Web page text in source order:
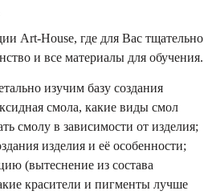
Art-House, где для Вас тщательно
и все материалы для обучения.
изучим базу создания
смола, какие виды смол
смолу в зависимости от изделия;
изделия и её особенности;
(вытеснение из состава
красители и пигменты лучше